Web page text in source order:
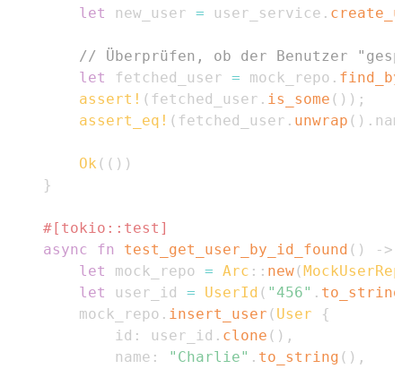
let new_user = user_service .
// Überprüfen, ob der Benutzer
let
fetched_user = mock_repo .
assert! ( fetched_user . is_some ( ) ) ;
assert_eq! ( fetched_user . unwrap ( ) .
Ok ( ( ) )
}
#[tokio::test]
async
fn test_get_user_by_id_found ( )
->
let
mock_repo = Arc :: new(
let
user_id = UserId ( "456" . to_string
        mock_repo
. insert_user ( User
{
            id
: user_id . clone ( ) ,
            name
: "Charlie" . to_string ( ) ,